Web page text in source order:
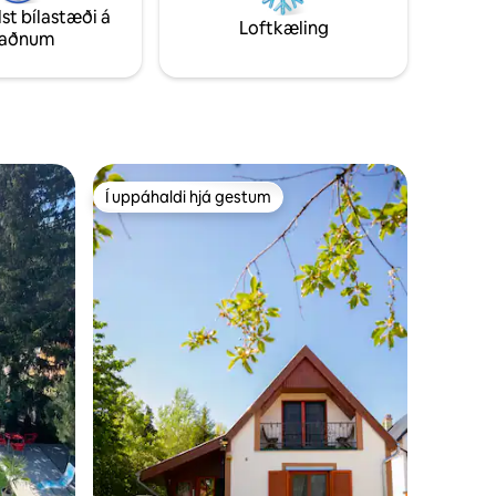
á að
bílastæði á
Loftkæling
Í uppáhaldi hjá gestum
Í uppáhaldi hjá gestum